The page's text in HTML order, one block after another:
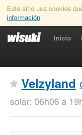
Este sitio usa cookies
información
Inicio
Velzyland
solar: 06h06 a